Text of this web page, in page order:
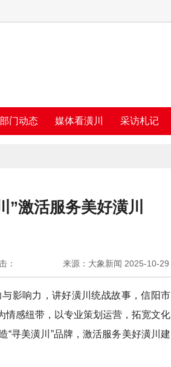
部门动态 媒体看潢川 采访札记
”激活服务美好潢川
来源：大象新闻 2025-10-29
：
影响力，讲好潢川统战故事，信阳市
情感纽带，以专业策划运营，拓宽文化
寻美潢川”品牌，激活服务美好潢川建